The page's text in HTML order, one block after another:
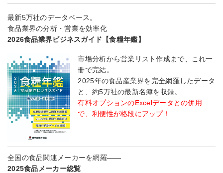
最新5万社のデータベース。
食品業界の分析・営業を効率化
2026食品業界ビジネスガイド【食糧年鑑】
市場分析から営業リスト作成まで、これ一
冊で完結。
2025年の食品産業界を完全網羅したデータ
と、約5万社の最新名簿を収録。
有料オプションのExcelデータとの併用
で、利便性が格段にアップ！
全国の食品関連メーカーを網羅――
2025食品メーカー総覧